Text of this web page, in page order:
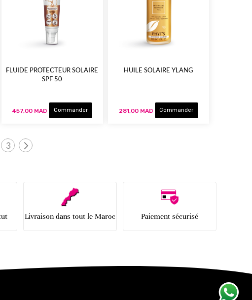
FLUIDE PROTECTEUR SOLAIRE
SPF 50
457,00 MAD Commander
HUILE SOLAIRE YLANG
281,00 MAD Commander
la page
Page
3 Page
Livraison dans tout le Maroc Paiement sécurisé